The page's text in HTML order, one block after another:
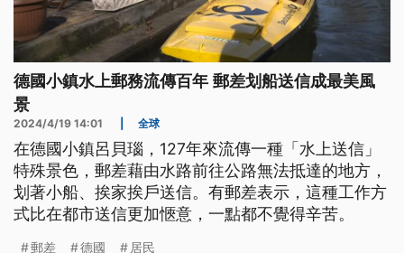
德國小鎮水上郵務流傳百年 郵差划船送信成最美風
景
2024/4/19 14:01 全球
在德國小鎮呂貝瑙，127年來流傳一種「水上送信」
特殊景色，郵差藉由水路前往公路無法抵達的地方，
划著小船、挨家挨戶送信。有郵差表示，這種工作方
式比在都市送信更加愜意，一點都不覺得辛苦。
郵差 德國 居民